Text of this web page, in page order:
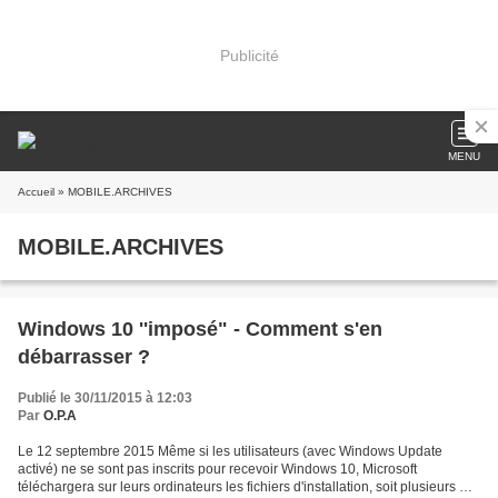
Publicité
MENU
Accueil » MOBILE.ARCHIVES
MOBILE.ARCHIVES
Windows 10 ''imposé" - Comment s'en
débarrasser ?
Publié le 30/11/2015 à 12:03
Par O.P.A
Le 12 septembre 2015 Même si les utilisateurs (avec Windows Update
activé) ne se sont pas inscrits pour recevoir Windows 10, Microsoft
téléchargera sur leurs ordinateurs les fichiers d'installation, soit plusieurs Go